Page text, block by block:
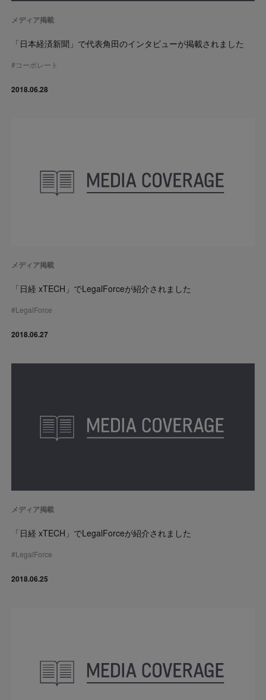
メディア掲載
「日本経済新聞」で代表角田のインタビューが掲載されました
#コーポレート
2018.06.28
メディア掲載
「日経 xTECH」でLegalForceが紹介されました
#LegalForce
2018.06.27
メディア掲載
「日経 xTECH」でLegalForceが紹介されました
#LegalForce
2018.06.25